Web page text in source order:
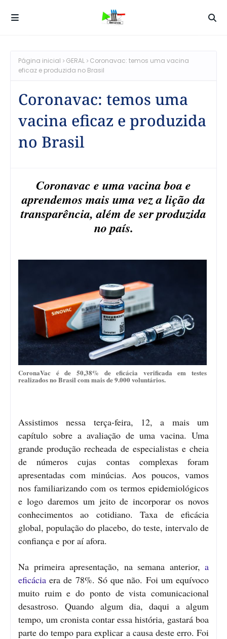
Página inicial GERAL
Coronavac: temos uma vacina
eficaz e produzida no Brasil
Coronavac: temos uma
vacina eficaz e produzida
no Brasil
Coronavac e uma vacina boa e
aprendemos mais uma vez a lição da
transparência, além de ser produzida
no país.
CoronaVac é de 50,38% de eficácia verificada em testes
realizados no Brasil com mais de 9.000 voluntários.
Assistimos nessa terça-feira, 12, a mais um
capítulo sobre a avaliação de uma vacina. Uma
grande produção recheada de especialistas e cheia
de números cujas contas complexas foram
apresentadas com minúcias. Aos poucos, vamos
nos familiarizando com os termos epidemiológicos
e logo daremos um jeito de incorporar os novos
conhecimentos ao cotidiano. Taxa de eficácia
global, população do placebo, do teste, intervalo de
confiança e por aí afora.
Na primeira apresentação, na semana anterior, a
eficácia era de 78%. Só que não. Foi um equívoco
muito ruim e do ponto de vista comunicacional
desastroso. Quando algum dia, daqui a algum
tempo, um cronista contar essa história, gastará boa
parte do tempo para explicar a causa deste erro. Foi